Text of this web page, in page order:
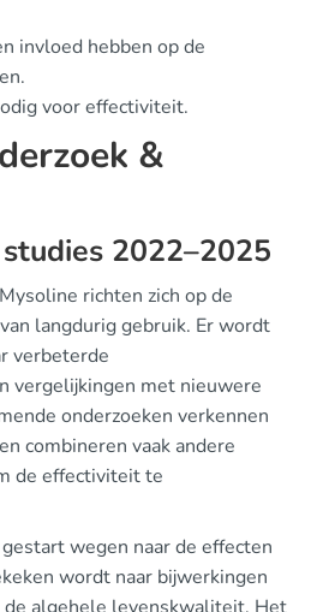
invloed hebben op de
voor effectiviteit.
&
2022–2025
richten zich op de
langdurig gebruik. Er wordt
verbeterde
vergelijkingen met nieuwere
onderzoeken verkennen
combineren vaak andere
de effectiviteit te
wegen naar de effecten
wordt naar bijwerkingen